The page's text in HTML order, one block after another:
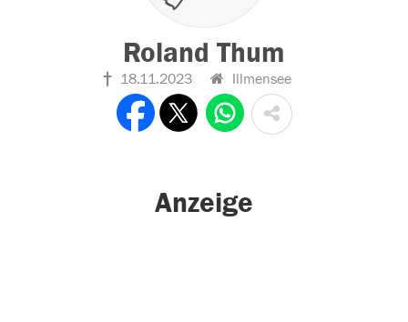
Roland Thum
18.11.2023 Illmensee
Anzeige